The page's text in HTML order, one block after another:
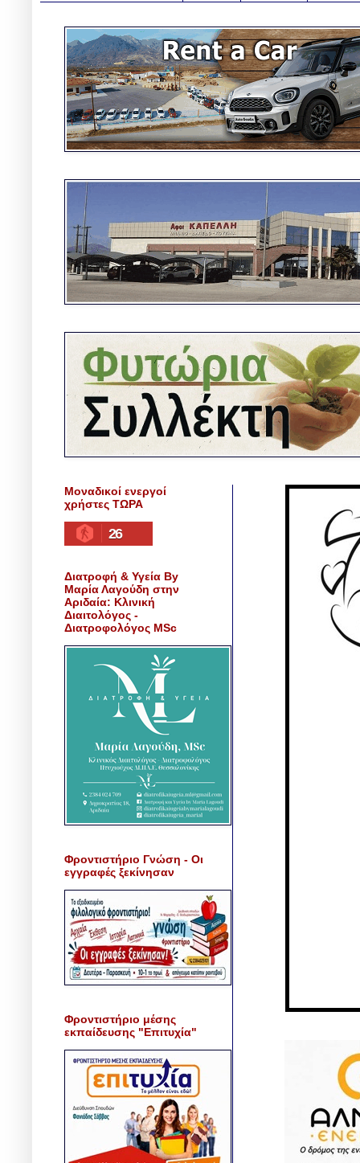
Μοναδικοί ενεργοί
χρήστες ΤΩΡΑ
26
Διατροφή & Υγεία By
Μαρία Λαγούδη στην
Αριδαία: Κλινική
Διαιτολόγος -
Διατροφολόγος MSc
Φροντιστήριο Γνώση - Οι
εγγραφές ξεκίνησαν
Φροντιστήριο μέσης
εκπαίδευσης "Επιτυχία"